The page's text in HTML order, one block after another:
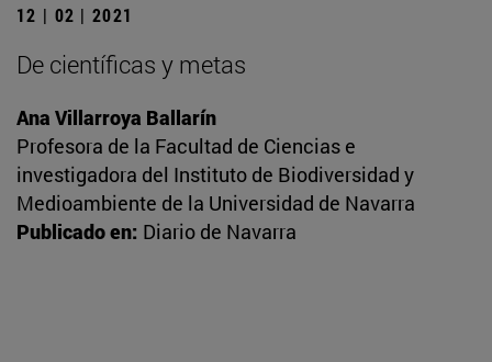
12 | 02 | 2021
De científicas y metas
Ana Villarroya Ballarín
Profesora de la Facultad de Ciencias e
investigadora del Instituto de Biodiversidad y
Medioambiente de la Universidad de Navarra
Publicado en: Diario de Navarra